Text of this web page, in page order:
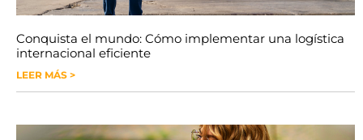
Conquista el mundo: Cómo implementar una logística
internacional eficiente
LEER MÁS >